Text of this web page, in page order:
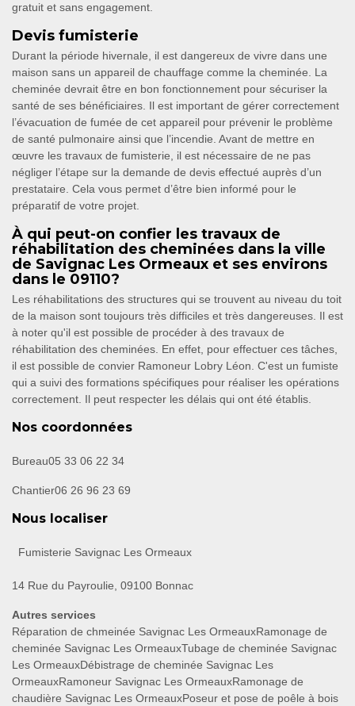
gratuit et sans engagement.
Devis fumisterie
Durant la période hivernale, il est dangereux de vivre dans une
maison sans un appareil de chauffage comme la cheminée. La
cheminée devrait être en bon fonctionnement pour sécuriser la
santé de ses bénéficiaires. Il est important de gérer correctement
l’évacuation de fumée de cet appareil pour prévenir le problème
de santé pulmonaire ainsi que l’incendie. Avant de mettre en
œuvre les travaux de fumisterie, il est nécessaire de ne pas
négliger l’étape sur la demande de devis effectué auprès d’un
prestataire. Cela vous permet d’être bien informé pour le
préparatif de votre projet.
À qui peut-on confier les travaux de
réhabilitation des cheminées dans la ville
de Savignac Les Ormeaux et ses environs
dans le 09110?
Les réhabilitations des structures qui se trouvent au niveau du toit
de la maison sont toujours très difficiles et très dangereuses. Il est
à noter qu'il est possible de procéder à des travaux de
réhabilitation des cheminées. En effet, pour effectuer ces tâches,
il est possible de convier Ramoneur Lobry Léon. C'est un fumiste
qui a suivi des formations spécifiques pour réaliser les opérations
correctement. Il peut respecter les délais qui ont été établis.
Nos coordonnées
Bureau05 33 06 22 34
Chantier06 26 96 23 69
Nous localiser
Fumisterie Savignac Les Ormeaux
14 Rue du Payroulie, 09100 Bonnac
Autres services
Réparation de chmeinée Savignac Les OrmeauxRamonage de
cheminée Savignac Les OrmeauxTubage de cheminée Savignac
Les OrmeauxDébistrage de cheminée Savignac Les
OrmeauxRamoneur Savignac Les OrmeauxRamonage de
chaudière Savignac Les OrmeauxPoseur et pose de poêle à bois